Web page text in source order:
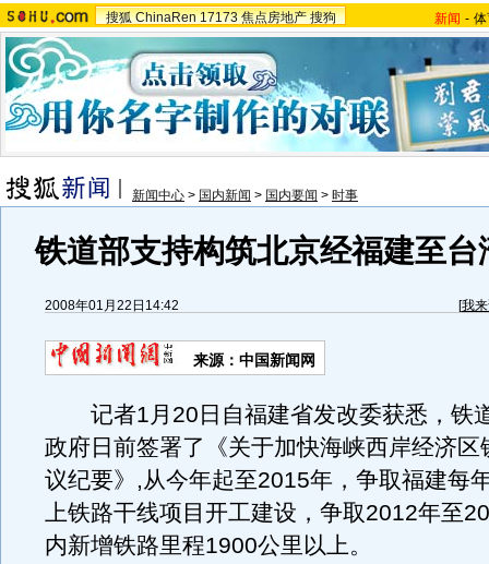
搜狐 ChinaRen 17173 焦点房地产 搜狗 新闻 -
新闻中心 > 国内新闻 > 国内要闻 > 时事
铁道部支持构筑北京经福建至台
2008年01月22日14:42 [我
来源：中国新闻网
记者1月20日自福建省发改委获悉，铁
政府日前签署了《关于加快海峡西岸经济区
议纪要》,从今年起至2015年，争取福建每
上铁路干线项目开工建设，争取2012年至
内新增铁路里程1900公里以上。